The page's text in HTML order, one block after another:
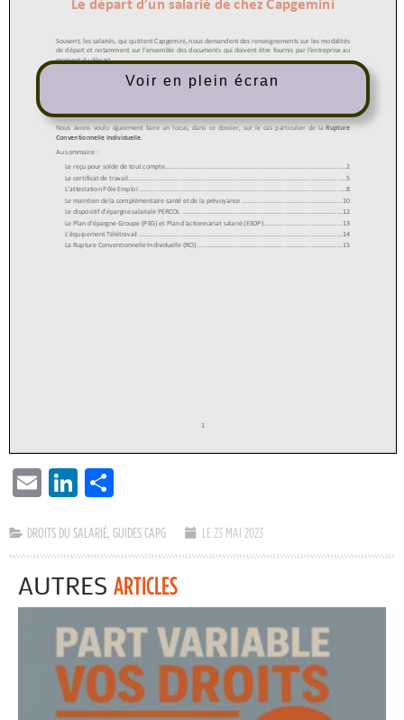
Voir en plein écran
EMAIL LINKEDIN
DROITS DU SALARIÉ GUIDES CAPG LE 23 MAI 2023
AUTRES ARTICLES